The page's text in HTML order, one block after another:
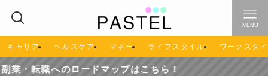
MENU
キャリア ヘルスケア マネー ライフスタイル ワークスタ
業・転職へのロードマップはこちら！